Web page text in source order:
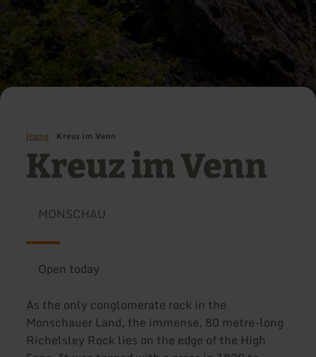
Home Kreuz im Venn
Kreuz im Venn
MONSCHAU
Open today
As the only conglomerate rock in the
Monschauer Land, the immense, 80 metre-long
Richelsley Rock lies on the edge of the High